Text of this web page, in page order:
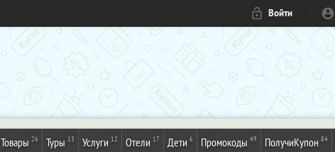
Войти
Товары 26 Туры 13 Услуги 12 Отели 17 Дети 6 Промокоды 49 ПолучиКупон 84